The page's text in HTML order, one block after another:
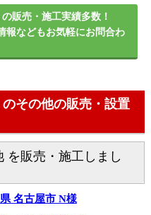
販売・施工実績多数！
報などもお気軽にお問合わ
その他の販売・設置
を販売・施工しまし
名古屋市 N様